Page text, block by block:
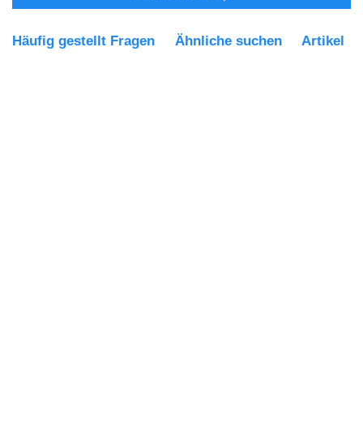
Häufig gestellt Fragen Ähnliche suchen Artikel